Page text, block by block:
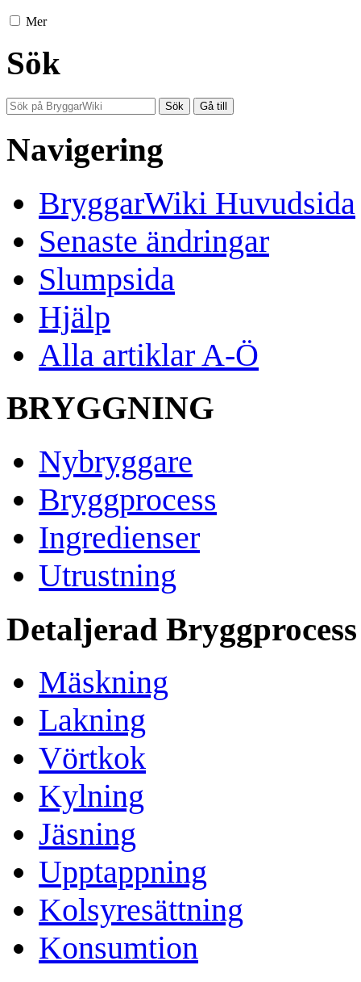
Mer
Sök
Navigering
BryggarWiki Huvudsida
Senaste ändringar
Slumpsida
Hjälp
Alla artiklar A-Ö
BRYGGNING
Nybryggare
Bryggprocess
Ingredienser
Utrustning
Detaljerad Bryggprocess
Mäskning
Lakning
Vörtkok
Kylning
Jäsning
Upptappning
Kolsyresättning
Konsumtion